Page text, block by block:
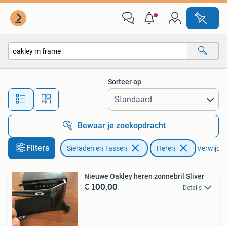
Alle afstanden…
Sorteer op
Bewaar je zoekopdracht
Filters Sieraden en Tassen Heren
Nieuwe Oakley heren zonnebril Sliver
€ 100,00 Details